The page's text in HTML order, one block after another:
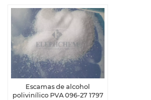
Escamas de alcohol
polivinílico PVA 096-27 1797